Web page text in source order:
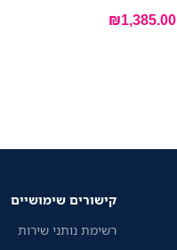
₪1,385.00
קישורים שימושיים
רשימת נותני שירות